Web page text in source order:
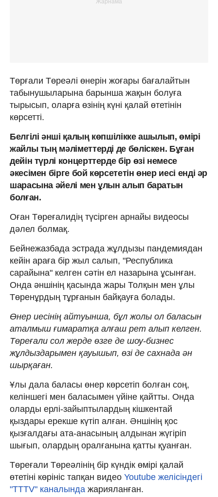
Төрғали Төреәлі өнерін жоғары бағалайтын
табынушыларына барынша жақын болуға
тырысып, оларға өзінің күні қалай өтетінін
көрсетті.
Белгілі әнші қалың көпшілікке ашылып, өмірі
жайлы тың мәліметтерді де бөліскен. Бұған
дейін түрлі концерттерде бір өзі немесе
әкесімен бірге бой көрсететін өнер иесі енді әр
шарасына әйелі мен ұлын алып баратын
болған.
Оған Төреғалидің түсірген арнайы видеосы
дәлел болмақ.
Бейнежазбада эстрада жұлдызы пандемиядан
кейін араға бір жыл салып, "Республика
сарайына" келген сәтін ел назарына ұсынған.
Онда әншінің қасында жары Толқын мен ұлы
Төренұрдың тұрғанын байқауға болады.
Өнер иесінің айтуынша, бұл жолы ол баласын
аталмыш ғимаратқа алғаш рет алып келген.
Төреғали сол жерде өзге де шоу-бизнес
жұлдыздарымен қауышып, өзі де сахнада ән
шырқаған.
Ұлы дала баласы өнер көрсетіп болған соң,
келіншегі мен баласымен үйіне қайтты. Онда
оларды ерлі-зайыптылардың кішкентай
қыздары ерекше күтіп алған. Әншінің қос
қызғалдағы ата-анасының алдынан жүгіріп
шығып, олардың оралғанына қатты қуанған.
Төреғали Төреәлінің бір күндік өмірі қалай
өтетіні көрініс тапқан видео Youtube желісіндегі
"TTTV" каналында жарияланған.